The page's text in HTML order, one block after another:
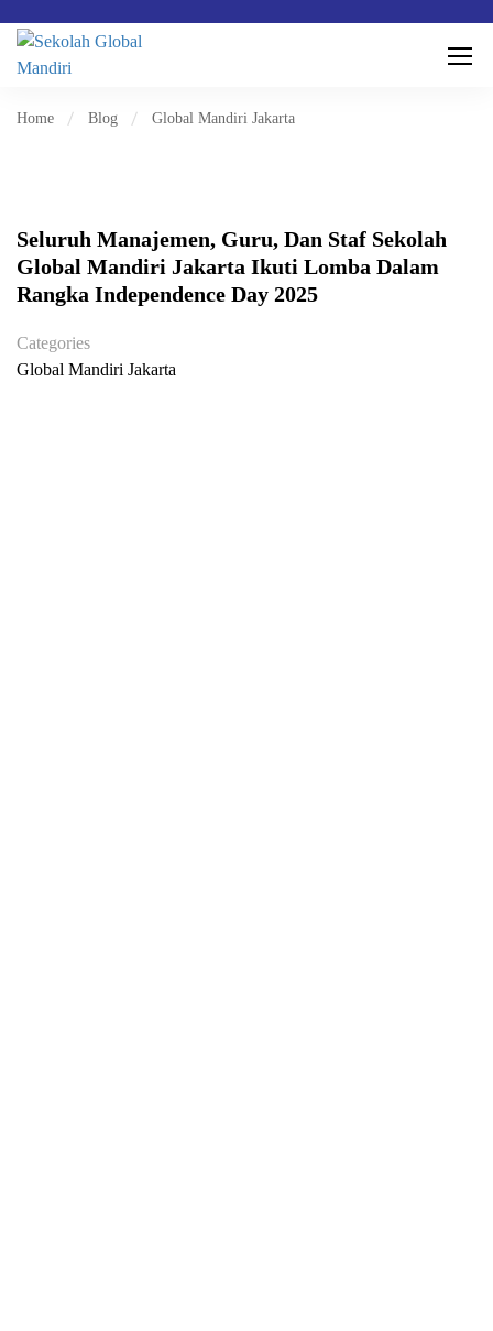
Home Blog Global Mandiri Jakarta
Seluruh Manajemen, Guru, Dan Staf Sekolah
Global Mandiri Jakarta Ikuti Lomba Dalam
Rangka Independence Day 2025
Categories
Global Mandiri Jakarta